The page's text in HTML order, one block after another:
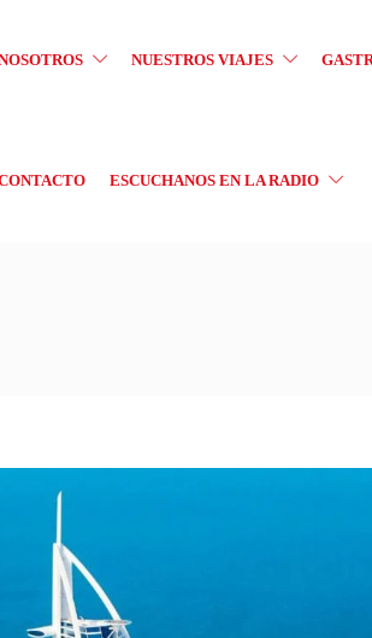
NUESTROS VIAJES
ESCUCHANOS EN LA RADIO